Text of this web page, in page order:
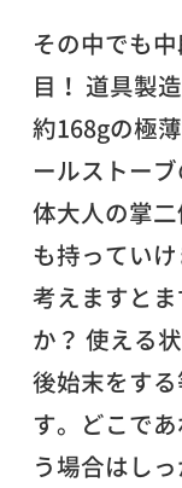
その中でも
目！ 道具製
約168gの極
ールストー
体大人の掌
も持ってい
考えますと
か？ 使える
後始末をす
す。どこで
う場合はし